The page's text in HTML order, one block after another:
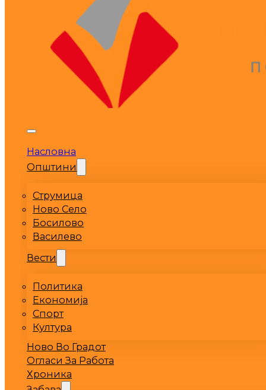
Насловна
Општини
Струмица
Ново Село
Босилово
Василево
Вести
Политика
Економија
Спорт
Култура
Ново Во Градот
Огласи За Работа
Хроника